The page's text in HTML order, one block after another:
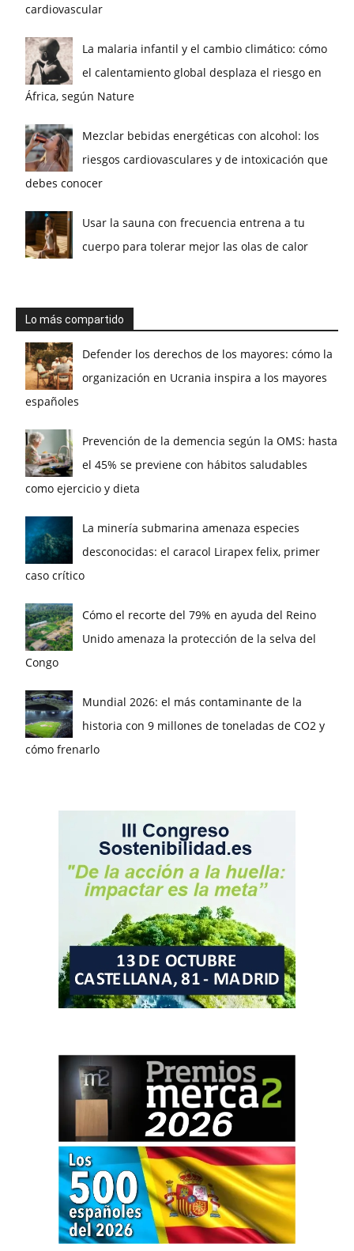
cardiovascular
La malaria infantil y el cambio climático: cómo
el calentamiento global desplaza el riesgo en
África, según Nature
Mezclar bebidas energéticas con alcohol: los
riesgos cardiovasculares y de intoxicación que
debes conocer
Usar la sauna con frecuencia entrena a tu
cuerpo para tolerar mejor las olas de calor
Lo más compartido
Defender los derechos de los mayores: cómo la
organización en Ucrania inspira a los mayores
españoles
Prevención de la demencia según la OMS: hasta
el 45% se previene con hábitos saludables
como ejercicio y dieta
La minería submarina amenaza especies
desconocidas: el caracol Lirapex felix, primer
caso crítico
Cómo el recorte del 79% en ayuda del Reino
Unido amenaza la protección de la selva del
Congo
Mundial 2026: el más contaminante de la
historia con 9 millones de toneladas de CO2 y
cómo frenarlo